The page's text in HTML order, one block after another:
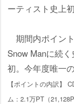
ーティスト史上
期間内ポイン
Snow Manに続
初。今年度唯一
【ポイントの内訳】
ム：2.1万PT（